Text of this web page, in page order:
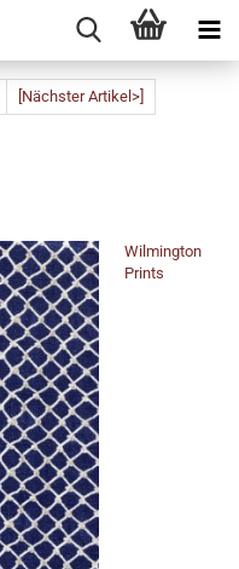
[Nächster Artikel>]
Wilmington
Prints